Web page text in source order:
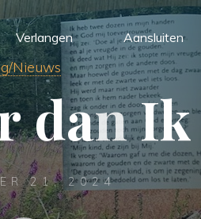
Verlangen Aansluiten
Nieuws
danIk
21, 2024